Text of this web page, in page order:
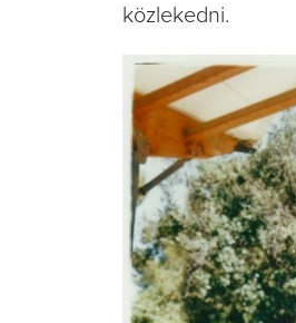
közlekedni.